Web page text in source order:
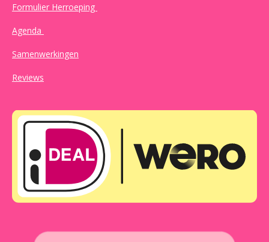
Formulier Herroeping
Agenda
Samenwerkingen
Reviews